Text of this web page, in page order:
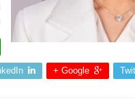
Google +